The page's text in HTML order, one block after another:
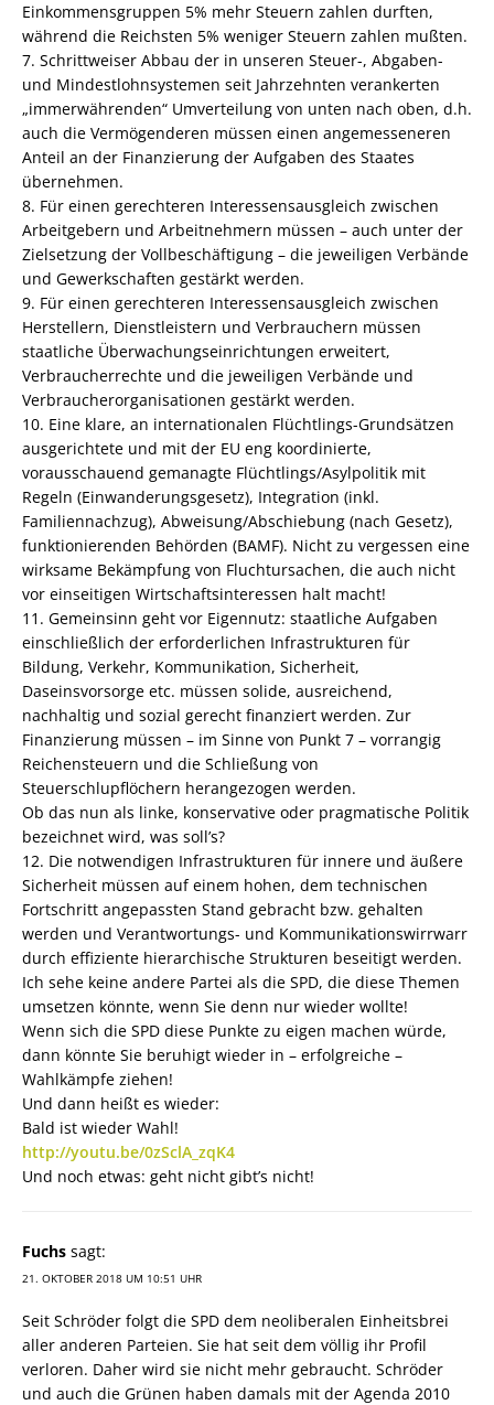
Einkommensgruppen 5% mehr Steuern zahlen durften,
während die Reichsten 5% weniger Steuern zahlen mußten.
7. Schrittweiser Abbau der in unseren Steuer-, Abgaben-
und Mindestlohnsystemen seit Jahrzehnten verankerten
„immerwährenden“ Umverteilung von unten nach oben, d.h.
auch die Vermögenderen müssen einen angemesseneren
Anteil an der Finanzierung der Aufgaben des Staates
übernehmen.
8. Für einen gerechteren Interessensausgleich zwischen
Arbeitgebern und Arbeitnehmern müssen – auch unter der
Zielsetzung der Vollbeschäftigung – die jeweiligen Verbände
und Gewerkschaften gestärkt werden.
9. Für einen gerechteren Interessensausgleich zwischen
Herstellern, Dienstleistern und Verbrauchern müssen
staatliche Überwachungseinrichtungen erweitert,
Verbraucherrechte und die jeweiligen Verbände und
Verbraucherorganisationen gestärkt werden.
10. Eine klare, an internationalen Flüchtlings-Grundsätzen
ausgerichtete und mit der EU eng koordinierte,
vorausschauend gemanagte Flüchtlings/Asylpolitik mit
Regeln (Einwanderungsgesetz), Integration (inkl.
Familiennachzug), Abweisung/Abschiebung (nach Gesetz),
funktionierenden Behörden (BAMF). Nicht zu vergessen eine
wirksame Bekämpfung von Fluchtursachen, die auch nicht
vor einseitigen Wirtschaftsinteressen halt macht!
11. Gemeinsinn geht vor Eigennutz: staatliche Aufgaben
einschließlich der erforderlichen Infrastrukturen für
Bildung, Verkehr, Kommunikation, Sicherheit,
Daseinsvorsorge etc. müssen solide, ausreichend,
nachhaltig und sozial gerecht finanziert werden. Zur
Finanzierung müssen – im Sinne von Punkt 7 – vorrangig
Reichensteuern und die Schließung von
Steuerschlupflöchern herangezogen werden.
Ob das nun als linke, konservative oder pragmatische Politik
bezeichnet wird, was soll’s?
12. Die notwendigen Infrastrukturen für innere und äußere
Sicherheit müssen auf einem hohen, dem technischen
Fortschritt angepassten Stand gebracht bzw. gehalten
werden und Verantwortungs- und Kommunikationswirrwarr
durch effiziente hierarchische Strukturen beseitigt werden.
Ich sehe keine andere Partei als die SPD, die diese Themen
umsetzen könnte, wenn Sie denn nur wieder wollte!
Wenn sich die SPD diese Punkte zu eigen machen würde,
dann könnte Sie beruhigt wieder in – erfolgreiche –
Wahlkämpfe ziehen!
Und dann heißt es wieder:
Bald ist wieder Wahl!
http://youtu.be/0zSclA_zqK4
Und noch etwas: geht nicht gibt’s nicht!
Fuchs sagt:
21. OKTOBER 2018 UM 10:51 UHR
Seit Schröder folgt die SPD dem neoliberalen Einheitsbrei
aller anderen Parteien. Sie hat seit dem völlig ihr Profil
verloren. Daher wird sie nicht mehr gebraucht. Schröder
und auch die Grünen haben damals mit der Agenda 2010